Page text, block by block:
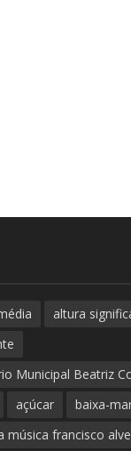
altura
Municipal Beatriz
açúcar
baixa-
música francisco